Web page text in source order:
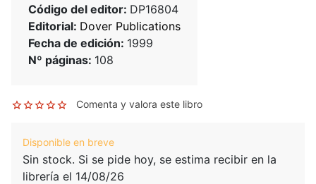
Código del editor: DP16804
Editorial: Dover Publications
Fecha de edición: 1999
Nº páginas: 108
Comenta y valora este libro
Disponible en breve
Sin stock. Si se pide hoy, se estima recibir en la
librería el 14/08/26